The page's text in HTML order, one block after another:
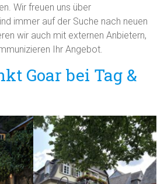
Wir freuen uns über
immer auf der Suche nach neuen
wir auch mit externen Anbietern,
Ihr Angebot.
Goar bei Tag &